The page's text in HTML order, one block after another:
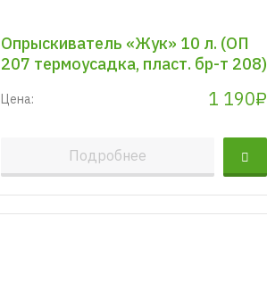
Опрыскиватель «Жук» 10 л. (ОП
207 термоусадка, пласт. бр-т 208)
Цена: 1 190₽
Подробнее